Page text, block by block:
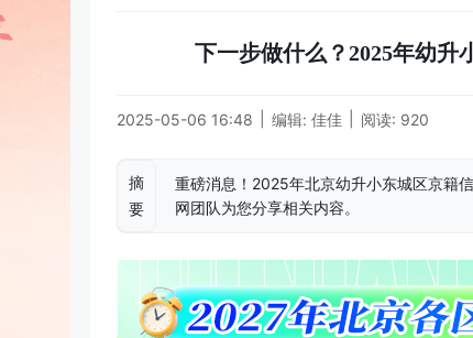
下一步做什么？2025年幼升
2025-05-06 16:48 编辑: 佳佳 阅读: 920
摘
要
重磅消息！2025年北京幼升小东城区京籍
网团队为您分享相关内容。